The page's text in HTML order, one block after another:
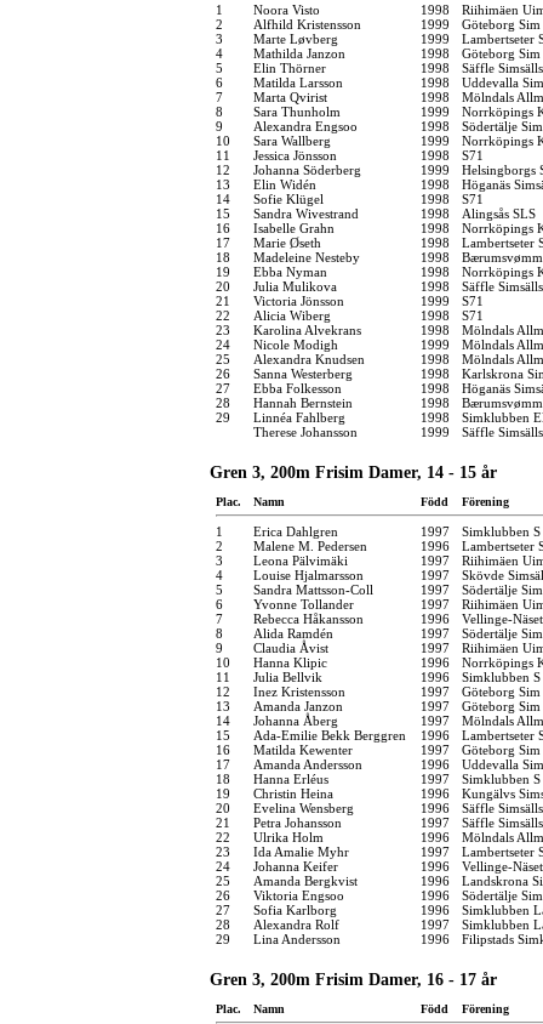
1 Noora Visto 1998
Riihimäen
2
Alfhild Kristensson 1999
Göteborg Sim
3
Marte Løvberg 1999
Lambertseter
4
Mathilda Janzon 1998
Göteborg Sim
5
Elin Thörner 1998
Säffle
6
Matilda Larsson 1998
Uddevalla Sim
7
Marta Qvirist 1998
Mölndals
8
Sara Thunholm 1999
Norrköpings
9
Alexandra Engsoo 1998
Södertälje
10
Sara Wallberg 1999
Norrköpings
11
Jessica Jönsson 1998
S71
12
Johanna Söderberg 1999
Helsingborgs
13
Elin Widén 1998
Höganäs
14
Sofie Klügel 1998
S71
15
Sandra Wivestrand 1998
Alingsås SLS
16
Isabelle Grahn 1998
Norrköpings
17
Marie Øseth 1998
Lambertseter
18
Madeleine Nesteby 1998
19
Ebba Nyman 1998
Norrköpings
20
Julia Mulikova 1998
Säffle
21
Victoria Jönsson 1999
S71
22
Alicia Wiberg 1998
S71
23
Karolina Alvekrans 1998
Mölndals
24
Nicole Modigh 1999
Mölndals
25
Alexandra Knudsen 1998
Mölndals
26
Sanna Westerberg 1998
Karlskrona
27
Ebba Folkesson 1998
Höganäs
28
Hannah Bernstein 1998
29
Linnéa Fahlberg 1998
Simklubben
Therese Johansson
1999 Säffle
Gren 3, 200m Frisim Damer, 14 - 15 år
Plac. Namn Född Förening
1 Erica Dahlgren 1997
Simklubben
2
Malene M. Pedersen 1996
Lambertseter
3
Leona Pälvimäki 1997
Riihimäen
4
Louise Hjalmarsson 1997
Skövde
5
Sandra Mattsson-Coll 1997
Södertälje
6
Yvonne Tollander 1997
Riihimäen
7
Rebecca Håkansson 1996
Vellinge-
8
Alida Ramdén 1997
Södertälje
9
Claudia Åvist 1997
Riihimäen
10
Hanna Klipic 1996
Norrköpings
11
Julia Bellvik 1996
Simklubben
12
Inez Kristensson 1997
Göteborg Sim
13
Amanda Janzon 1997
Göteborg Sim
14
Johanna Åberg 1997
Mölndals
15
Ada-Emilie Bekk Berggren 1996
Lambertseter
16
Matilda Kewenter 1997
Göteborg Sim
17
Amanda Andersson 1996
Uddevalla Sim
18
Hanna Erléus 1997
Simklubben
19
Christin Heina 1996
Kungälvs
20
Evelina Wensberg 1996
Säffle
21
Petra Johansson 1997
Säffle
22
Ulrika Holm 1996
Mölndals
23
Ida Amalie Myhr 1997
Lambertseter
24
Johanna Keifer 1996
Vellinge-
25
Amanda Bergkvist 1996
Landskrona
26
Viktoria Engsoo 1996
Södertälje
27
Sofia Karlborg 1996
Simklubben
28
Alexandra Rolf 1997
Simklubben
29
Lina Andersson 1996 Filipstads
Gren 3, 200m Frisim Damer, 16 - 17 år
Plac. Namn Född Förening